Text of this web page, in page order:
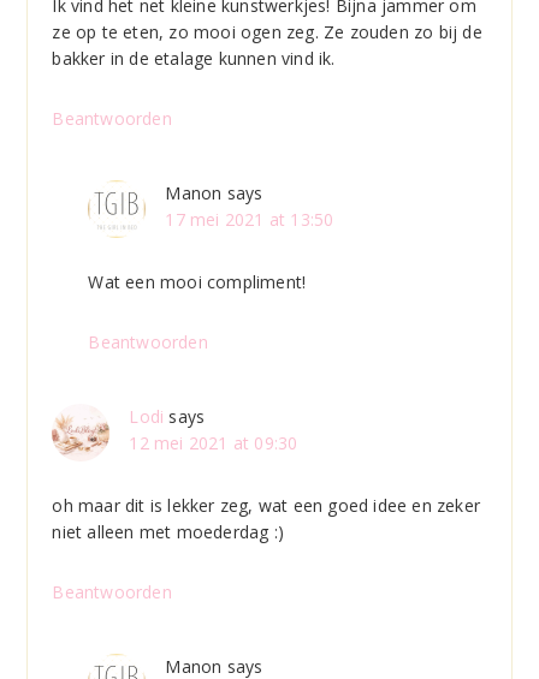
Ik vind het net kleine kunstwerkjes! Bijna jammer om
ze op te eten, zo mooi ogen zeg. Ze zouden zo bij de
bakker in de etalage kunnen vind ik.
Beantwoorden
Manon says
17 mei 2021 at 13:50
Wat een mooi compliment!
Beantwoorden
Lodi says
12 mei 2021 at 09:30
oh maar dit is lekker zeg, wat een goed idee en zeker
niet alleen met moederdag :)
Beantwoorden
Manon says